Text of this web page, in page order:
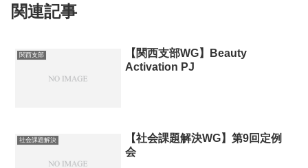
関連記事
関西支部
【関西支部WG】Beauty
Activation PJ
社会課題解決
【社会課題解決WG】第9回定例
会